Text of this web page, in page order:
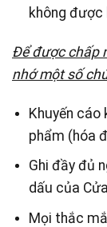
không được
Để được chấp
nhớ một số
Khuyến
phẩm (hóa
Ghi đầy đủ
dấu của
Mọi thắc